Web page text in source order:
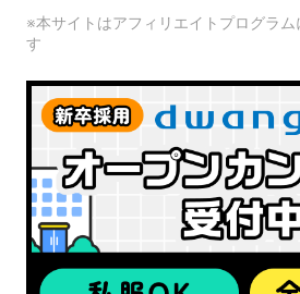
※本サイトはアフィリエイトプログラム
す